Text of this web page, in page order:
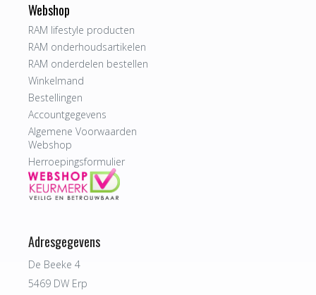
Webshop
RAM lifestyle producten
RAM onderhoudsartikelen
RAM onderdelen bestellen
Winkelmand
Bestellingen
Accountgegevens
Algemene Voorwaarden
Webshop
Herroepingsformulier
Adresgegevens
De Beeke 4
5469 DW Erp